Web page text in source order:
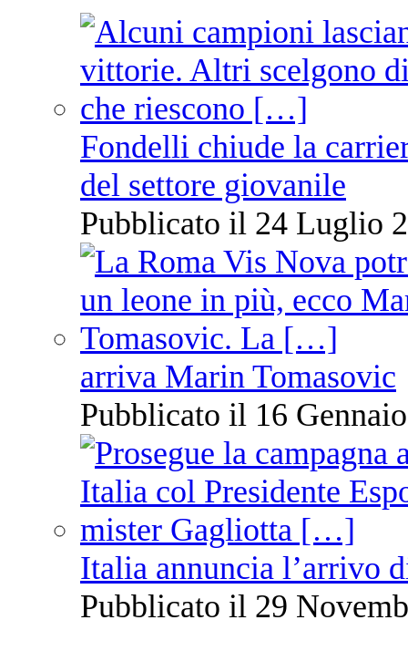
Fondelli chiude la
del settore giovanile
Pubblicato il 24 Luglio
arriva Marin Tomasovic
Pubblicato il 16
Italia annuncia l’arrivo
Pubblicato il 29